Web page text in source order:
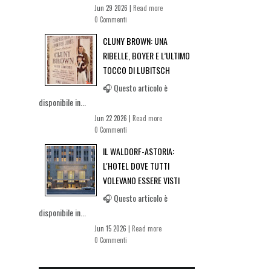
Jun 29 2026 | Read more
0 Commenti
CLUNY BROWN: UNA
RIBELLE, BOYER E L’ULTIMO
TOCCO DI LUBITSCH
🎧 Questo articolo è
disponibile in...
Jun 22 2026 | Read more
0 Commenti
IL WALDORF-ASTORIA:
L'HOTEL DOVE TUTTI
VOLEVANO ESSERE VISTI
🎧 Questo articolo è
disponibile in...
Jun 15 2026 | Read more
0 Commenti